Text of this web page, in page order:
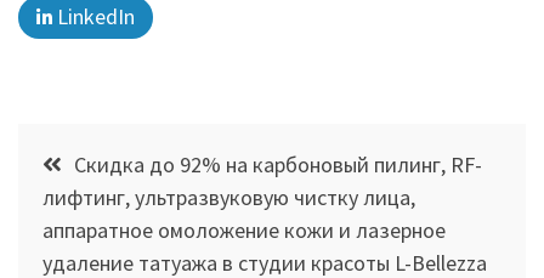
LinkedIn
Навигация
по
записям
Скидка до 92% на карбоновый пилинг, RF-
лифтинг, ультразвуковую чистку лица,
аппаратное омоложение кожи и лазерное
удаление татуажа в студии красоты L-Bellezza